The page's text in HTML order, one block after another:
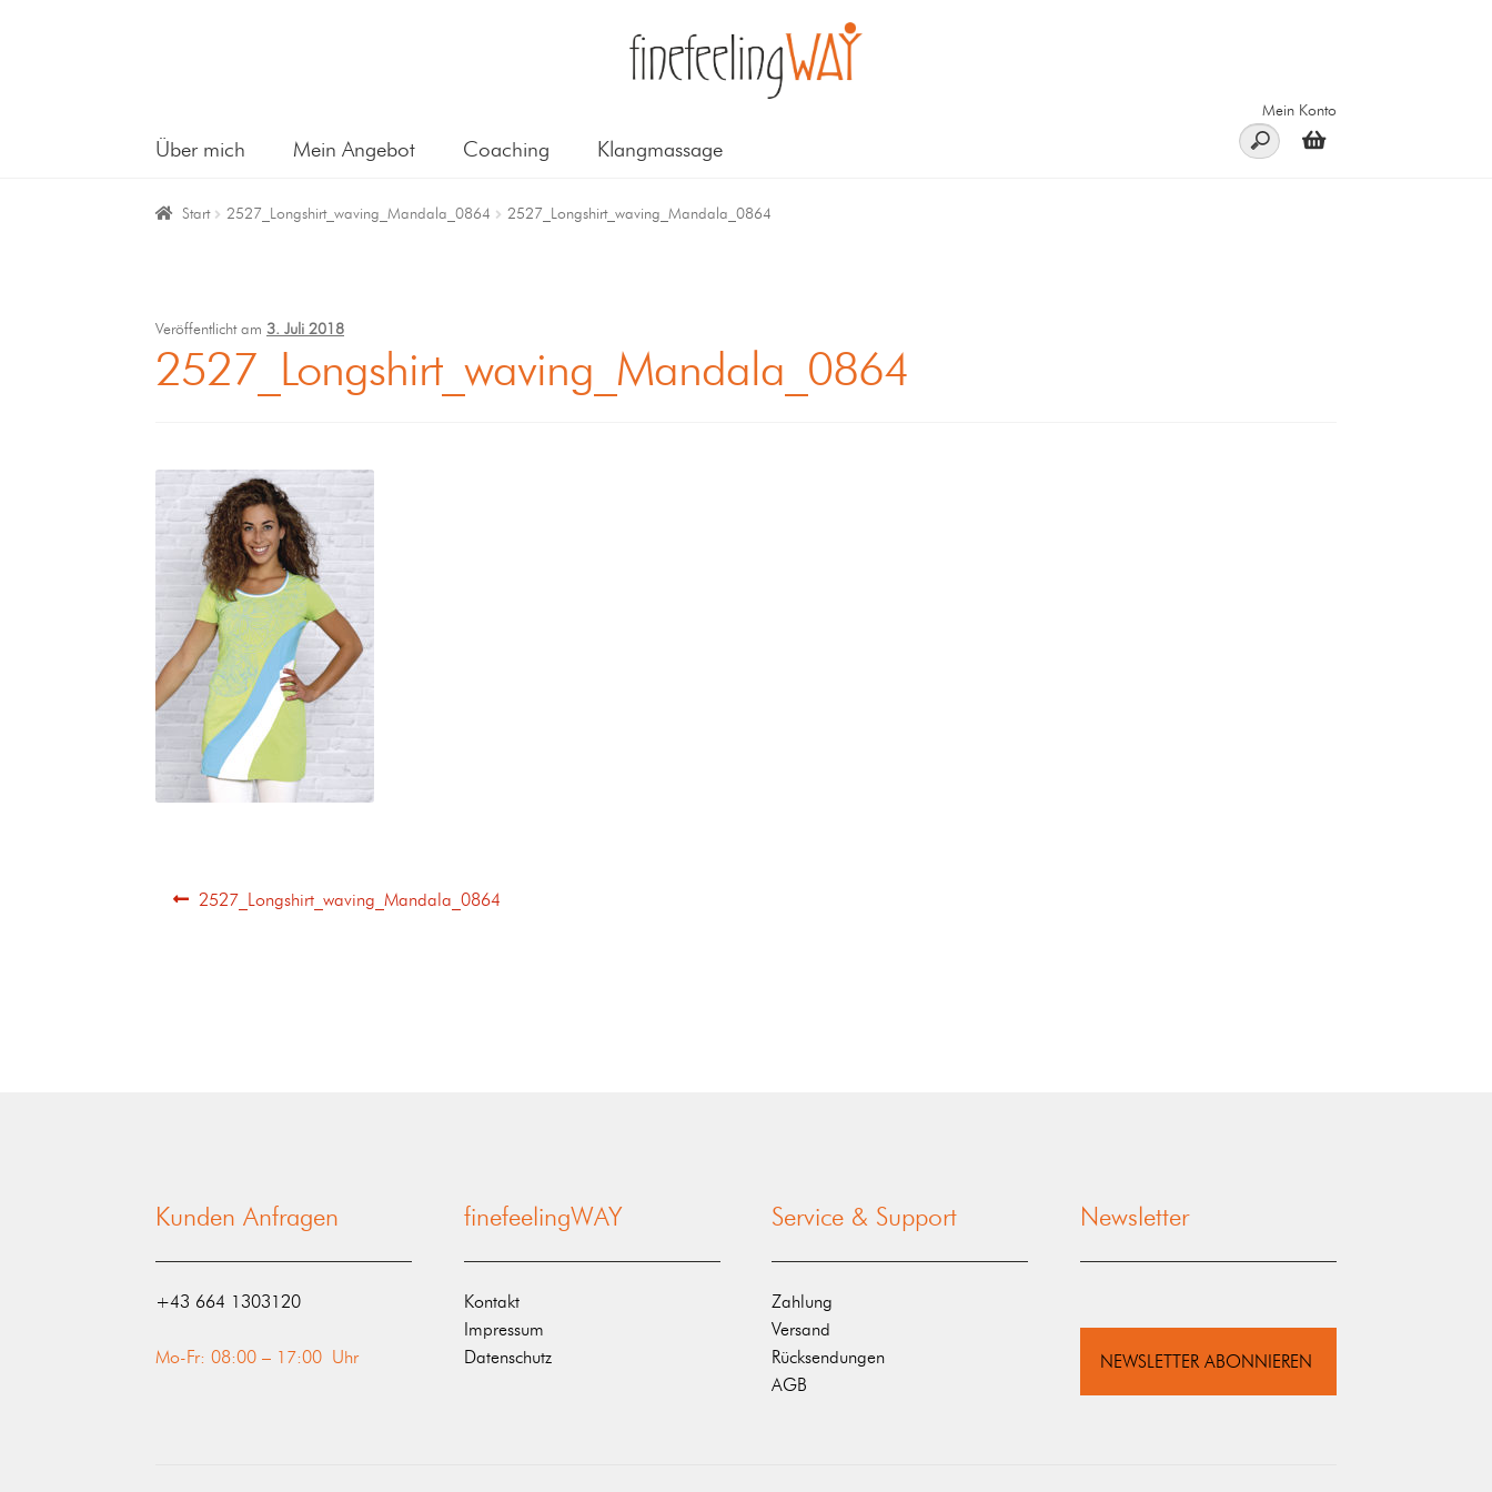
Über mich Mein Angebot Coaching Klangmassage
Mein Konto
Start 2527_Longshirt_waving_Mandala_0864 2527_Longshirt_waving_Mandala_0864
Veröffentlicht am 3. Juli 2018
2527_Longshirt_waving_Mandala_0864
2527_Longshirt_waving_Mandala_0864
Kunden Anfragen
‭+43 664 1303120‬
Mo-Fr: 08:00 – 17:00 Uhr
finefeelingWAY
Kontakt
Impressum
Datenschutz
Service & Support
Zahlung
Versand
Rücksendungen
AGB
Newsletter
NEWSLETTER ABONNIEREN